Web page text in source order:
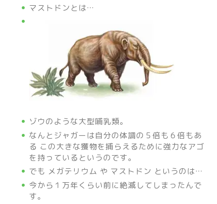
マストドンとは…
ゾウのような大型哺乳類。
なんとジャガーは自分の体調の５倍も６倍もあ
る この大きな獲物を捕らえるために強力なアゴ
を持っているというのです。
でも メガテリウム や マストドン というのは…
今から１万年くらい前に絶滅してしまったんで
す。